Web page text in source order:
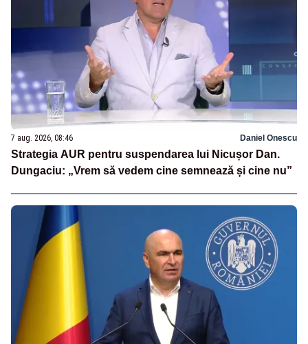
7 aug. 2026, 08:46 Daniel Onescu
Strategia AUR pentru suspendarea lui Nicușor Dan.
Dungaciu: „Vrem să vedem cine semnează și cine nu”